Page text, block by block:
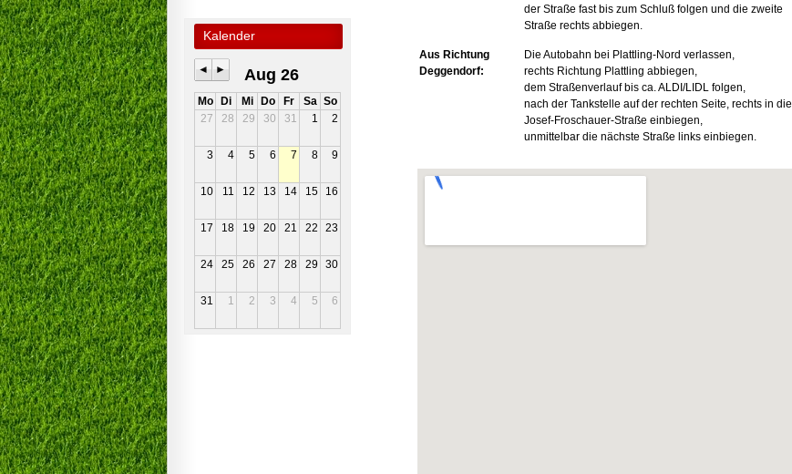
Kalender
◄ ► Aug 26
Mo Di Mi Do Fr Sa So
27
28 29 30 31 1 2
3 4 5 6 7 8 9
10 11 12 13 14 15 16
17 18 19 20 21 22 23
24 25 26 27 28 29 30
31 1 2 3 4 5 6
der Straße fast bis zum Schluß folgen und die zweite
Straße rechts abbiegen.
Aus Richtung
Deggendorf:
Die Autobahn bei Plattling-Nord verlassen,
rechts Richtung Plattling abbiegen,
dem Straßenverlauf bis ca. ALDI/LIDL folgen,
nach der Tankstelle auf der rechten Seite, rechts in die
Josef-Froschauer-Straße einbiegen,
unmittelbar die nächste Straße links einbiegen.